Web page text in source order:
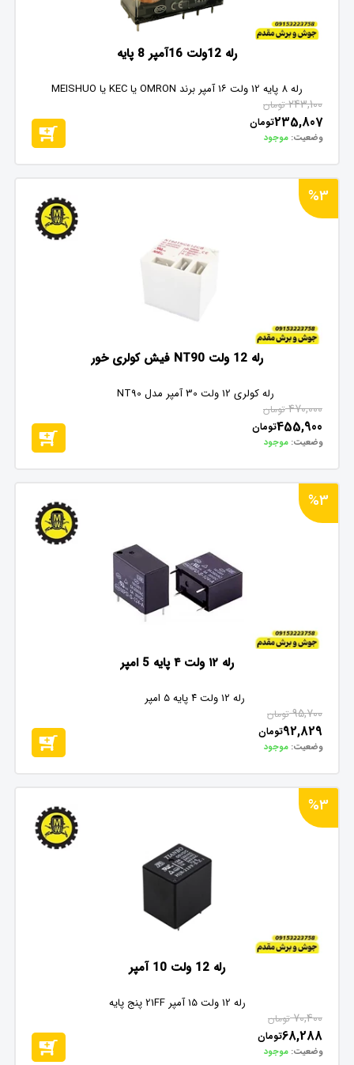
رله 12ولت 16آمپر 8 پایه
رله 8 پایه 12 ولت ۱۶ آمپر برند OMRON یا KEC یا MEISHUO
243,100 تومان
235,807تومان
وضعیت: موجود
%3
رله 12 ولت NT90 فیش کولری خور
رله کولری 12 ولت 30 آمپر مدل NT90
470,000 تومان
455,900تومان
وضعیت: موجود
%3
رله ۱۲ ولت ۴ پایه 5 امپر
رله ۱۲ ولت ۴ پایه 5 امپر
95,700 تومان
92,829تومان
وضعیت: موجود
%3
رله 12 ولت 10 آمپر
رله 12 ولت 15 آمپر 21FF پنج پایه
70,400 تومان
68,288تومان
وضعیت: موجود